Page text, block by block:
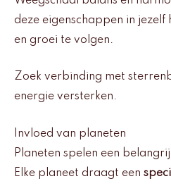
deze eigenschappen in
en groei te volgen.
Zoek verbinding met
energie versterken.
Invloed van planeten
Planeten spelen een
Elke planeet draagt een